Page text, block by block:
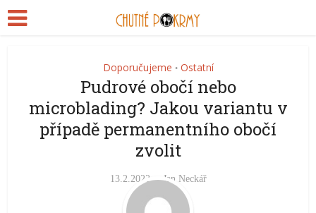
Doporučujeme • Ostatní
Pudrové obočí nebo
microblading? Jakou variantu v
případě permanentního obočí
zvolit
13.2.2022 Jan Neckář